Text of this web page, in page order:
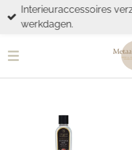
Ga
direct
de
Interieuraccessoires
werkdagen.